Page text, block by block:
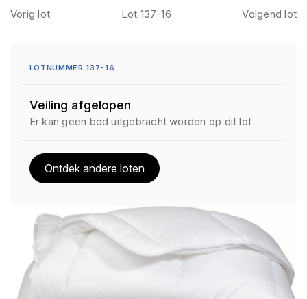
Vorig lot Lot 137-16 Volgend lot
LOTNUMMER 137-16
Veiling afgelopen
Er kan geen bod uitgebracht worden op dit lot
Ontdek andere loten